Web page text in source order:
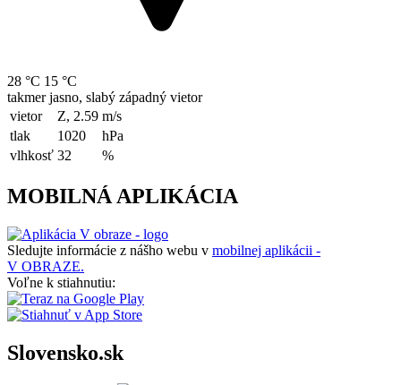
28 °C 15 °C
takmer jasno, slabý západný vietor
vietor
Z, 2.59 m/s
tlak
1020
hPa
vlhkosť 32 %
MOBILNÁ APLIKÁCIA
Sledujte informácie z nášho webu v mobilnej aplikácii -
V OBRAZE.
Voľne k stiahnutiu:
Slovensko.sk